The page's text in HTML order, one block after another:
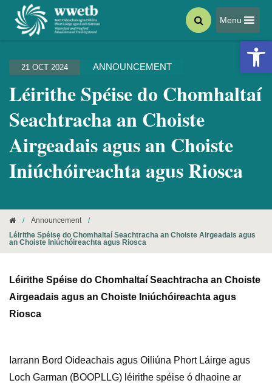
Menu
21 OCT 2024 ANNOUNCEMENT
Léirithe Spéise do Chomhaltaí
Seachtracha an Choiste
Airgeadais agus an Choiste
Iniúchóireachta agus Riosca
/ Announcement
/
Léirithe Spéise do Chomhaltaí Seachtracha an Choiste Airgeadais agus
an Choiste Iniúchóireachta agus Riosca
Léirithe Spéise do Chomhaltaí Seachtracha an Choiste
Airgeadais agus an Choiste Iniúchóireachta agus
Riosca
Iarrann Bord Oideachais agus Oiliúna Phort Láirge agus
Loch Garman (BOOPLLG) léirithe spéise ó dhaoine ar